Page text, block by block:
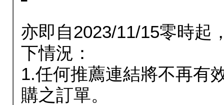
亦即自2023/11/15零時起
下情況：
1.任何推薦連結將不再有
購之訂單。